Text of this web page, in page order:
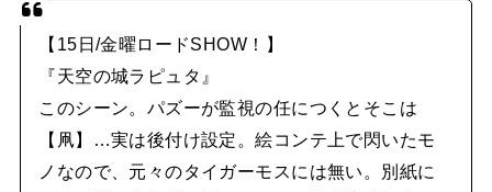
【15日/金曜ロードSHOW！】
『天空の城ラピュタ』
このシーン。パズーが監視の任につくとそこは
【凧】…実は後付け設定。絵コンテ上で閃いたモ
ノなので、元々のタイガーモスには無い。別紙に